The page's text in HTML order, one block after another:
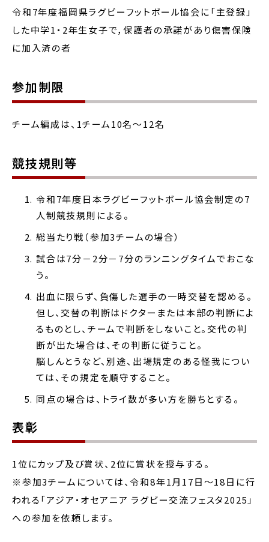
令和7年度福岡県ラグビーフットボール協会に「主登録」
した中学1・2年生女子で，保護者の承諾があり傷害保険
に加入済の者
参加制限
チーム編成は、1チーム10名～12名
競技規則等
令和7年度日本ラグビーフットボール協会制定の7
人制競技規則による。
総当たり戦（参加3チームの場合）
試合は7分－2分－7分のランニングタイムでおこな
う。
出血に限らず、負傷した選手の一時交替を認める。
但し、交替の判断はドクターまたは本部の判断によ
るものとし、チームで判断をしないこと。交代の判
断が出た場合は、その判断に従うこと。
脳しんとうなど、別途、出場規定のある怪我につい
ては、その規定を順守すること。
同点の場合は、トライ数が多い方を勝ちとする。
表彰
1位にカップ及び賞状、2位に賞状を授与する。
※参加3チームについては、令和8年1月17日～18日に行
われる「アジア・オセアニア ラグビー交流フェスタ2025」
への参加を依頼します。